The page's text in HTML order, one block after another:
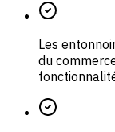
Les
du